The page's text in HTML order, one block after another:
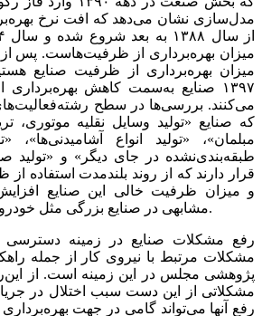
مدل‌سازی‌‌‌ نشان می‌دهد که‌‌‌ افت‌‌‌ نرخ
میزان بهره‌برداری‌‌‌ از ظرفیت‌‌‌هاست‌‌‌. پس‌‌‌ از
میزان بهره‌برداری‌‌‌ از ظرفیت‌‌‌ صنایع‌‌‌
١٣٩٧ صنایع‌‌‌ به‌‌‌سمت‌‌‌ کاهش‌‌‌
می‌کنند. بررسی‌‌‌ها در سطح‌‌‌
که صنایع‌‌‌ «تولید وسایل‌‌‌ نقلیه‌‌‌ موتوری‌‌‌،
مبلمان»، «تولید انواع آشامیدنی‌‌‌ها»،
طبقه‌‌‌بندی‌نشده در جای‌‌‌ دیگر» و «تولید
قرار دارند که‌‌‌ از روند بلندمدت استفاده از
و میزان ظرفیت‌‌‌ خالی‌‌‌ این‌‌‌ صنایع‌‌‌
مشابهی‌‌‌ در صنایع‌‌‌ بزرگی‌‌‌ مثل‌‌‌ خودرو نیز قابل‌‌‌ مشاهده است‌‌‌.
رفع‌‌‌ مشکلات صنایع‌‌‌ در زمینه‌‌‌ دسترسی‌‌‌
مشکلات مرتبط‌‌‌ با نیروی‌‌‌ کار از جمله
پژوهشی مجلس در این زمینه است. از این‌رو
مشکلاتی‌‌‌ از این‌‌‌ دست‌‌‌ سبب‌‌‌ اختلال در
رفع‌‌‌ آنها می‌‌‌تواند گامی‌‌‌ در جهت‌‌‌